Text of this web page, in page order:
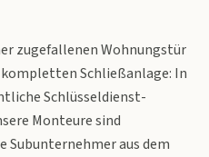
zugefallenen Wohnungstür
Schließanlage: In
Schlüsseldienst-
Monteure sind
Subunternehmer aus dem